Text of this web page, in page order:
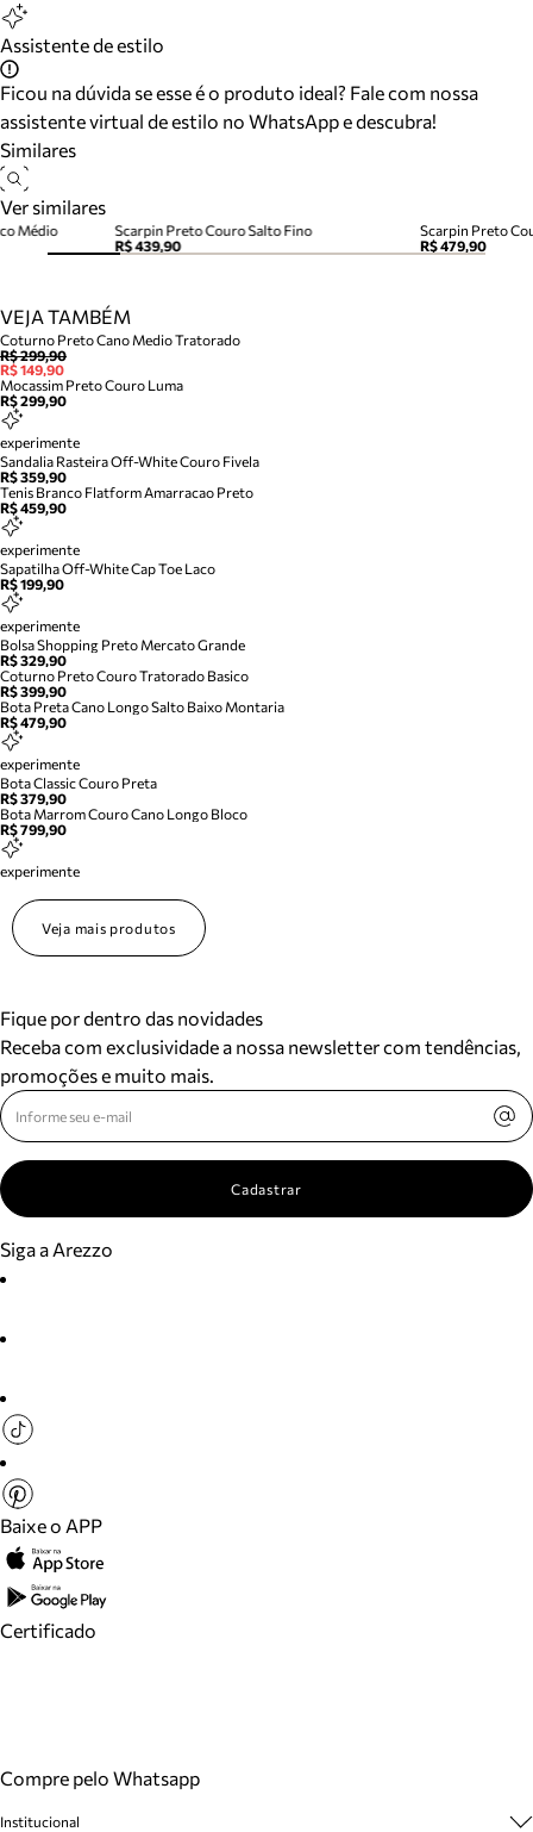
Assistente de estilo
Ficou na dúvida se esse é o produto ideal? Fale com nossa
assistente virtual de estilo no WhatsApp e descubra!
Similares
Ver similares
Scarpin Preto Couro Salto Fino
R$ 439,90
Scarpin Preto
R$ 479,90
Médio
VEJA TAMBÉM
Coturno Preto Cano Medio Tratorado
R$ 299,90
R$ 149,90
Mocassim Preto Couro Luma
R$ 299,90
experimente
Sandalia Rasteira Off-White Couro Fivela
R$ 359,90
Tenis Branco Flatform Amarracao Preto
R$ 459,90
experimente
Sapatilha Off-White Cap Toe Laco
R$ 199,90
experimente
Bolsa Shopping Preto Mercato Grande
R$ 329,90
Coturno Preto Couro Tratorado Basico
R$ 399,90
Bota Preta Cano Longo Salto Baixo Montaria
R$ 479,90
experimente
Bota Classic Couro Preta
R$ 379,90
Bota Marrom Couro Cano Longo Bloco
R$ 799,90
experimente
Veja mais produtos
Fique por dentro das novidades
Receba com exclusividade a nossa newsletter com tendências,
promoções e muito mais.
Cadastrar
Siga a Arezzo
Baixe o APP
Certificado
Compre pelo Whatsapp
Institucional